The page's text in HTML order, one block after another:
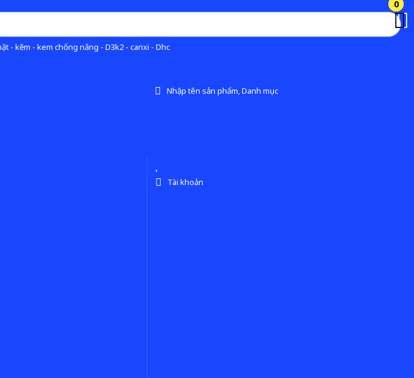
- kẽm - kem chống nắng - D3k2 - canxi - Dhc
Nhập tên sản phẩm, Danh mục
0
Tài khoản
0